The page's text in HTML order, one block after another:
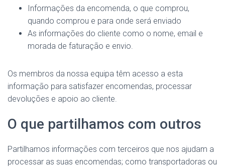
Informações da encomenda, o que comprou,
quando comprou e para onde será enviado
As informações do cliente como o nome, email e
morada de faturação e envio.
Os membros da nossa equipa têm acesso a esta
informação para satisfazer encomendas, processar
devoluções e apoio ao cliente.
O que partilhamos com outros
Partilhamos informações com terceiros que nos ajudam a
processar as suas encomendas; como transportadoras ou